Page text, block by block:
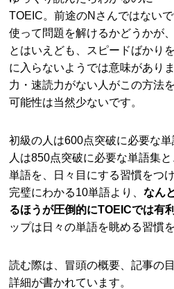
TOEIC。前途のNさんではない
使って問題を解けるかどうかが
とはいえども、スピードばかり
に入らないようでは意味があり
力・速読力がない人がこの方法
可能性は当然少ないです。
初級の人は600点突破に必要な
人は850点突破に必要な単語集
単語を、日々目にする習慣をつ
完璧にわかる10単語より、なん
るほうが圧倒的にTOEICでは有
ップは日々の単語を眺める習慣
読む際は、冒頭の概要、記事の
詳細が書かれています。